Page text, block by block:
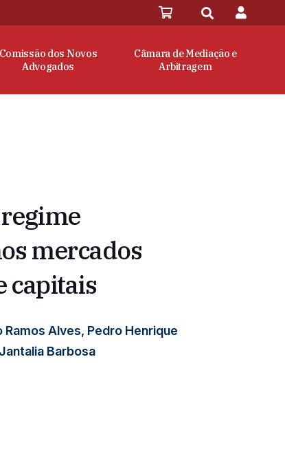
Comissão dos Novos
Advogados
Câmara de Mediação e
Arbitragem
mercados
capitais
Ramos Alves, Pedro Henrique
Barbosa